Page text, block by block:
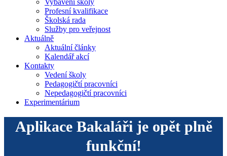
Vybavení školy
Profesní kvalifikace
Školská rada
Služby pro veřejnost
Aktuálně
Aktuální články
Kalendář akcí
Kontakty
Vedení školy
Pedagogičtí pracovníci
Nepedagogičtí pracovníci
Experimentárium
Aplikace Bakaláři je opět plně
funkční!